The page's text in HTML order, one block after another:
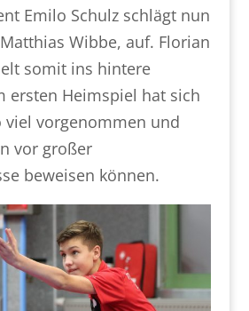
Emilo Schulz schlägt nun
Wibbe, auf. Florian
somit ins hintere
ersten Heimspiel hat sich
viel vorgenommen und
vor großer
beweisen können.